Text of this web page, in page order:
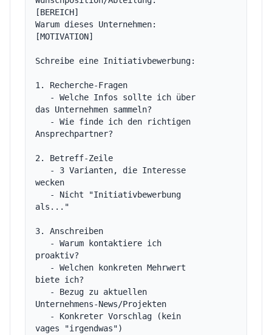
[BEREICH]
Warum dieses Unternehmen:
[MOTIVATION]
Schreibe eine Initiativbewerbung:
1. Recherche-Fragen
das Unternehmen sammeln?
Ansprechpartner?
2. Betreff-Zeile
wecken
als..."
3. Anschreiben
proaktiv?
biete ich?
Unternehmens-News/Projekten
vages "irgendwas")